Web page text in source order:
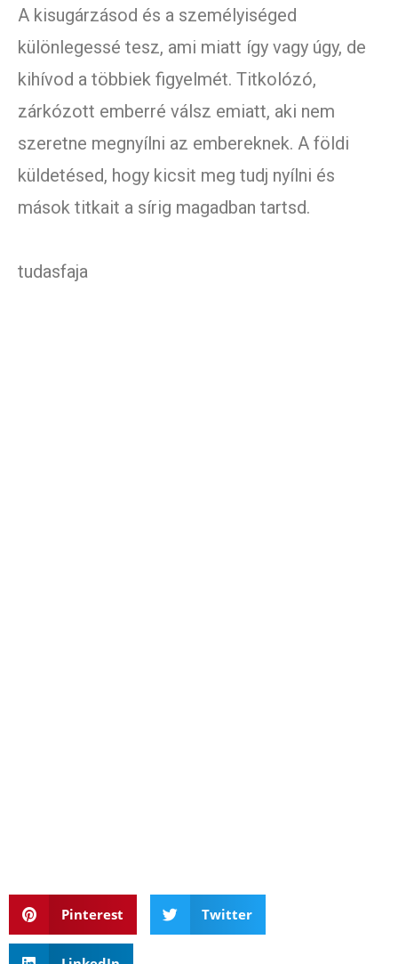
A kisugárzásod és a személyiséged
különlegessé tesz, ami miatt így vagy úgy, de
kihívod a többiek figyelmét. Titkolózó,
zárkózott emberré válsz emiatt, aki nem
szeretne megnyílni az embereknek. A földi
küldetésed, hogy kicsit meg tudj nyílni és
mások titkait a sírig magadban tartsd.
tudasfaja
Pinterest Twitter